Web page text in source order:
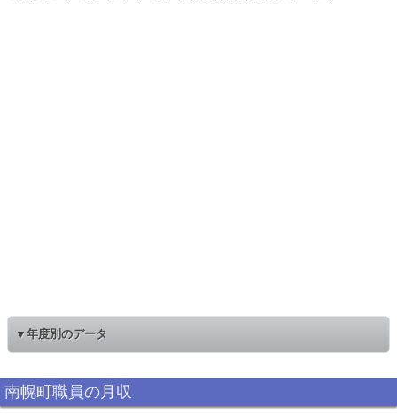
▼年度別のデータ
南幌町職員の月収